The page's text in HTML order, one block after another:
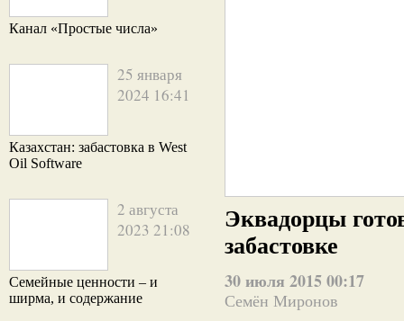
Канал «Простые числа»
25 января
2024 16:41
Казахстан: забастовка в West
Oil Software
2 августа
2023 21:08
Семейные ценности – и
ширма, и содержание
Эквадорцы
забастовке
30 июля 2015 00:17
Семён Миронов